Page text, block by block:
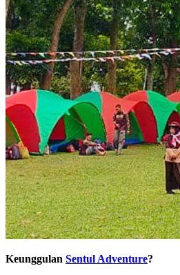
Keunggulan Sentul Adventure?